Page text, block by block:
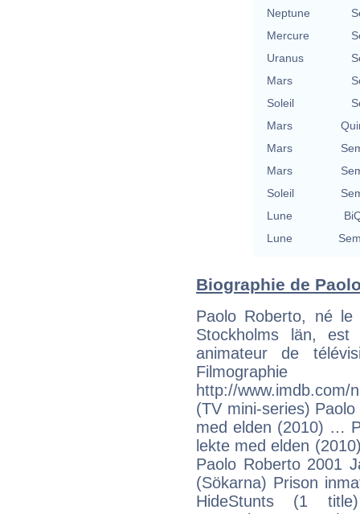
Neptune
Mercure
Uranus
Mars
Soleil
Mars
Mars
Mars
Soleil
Lune
Lune
Biographie de
Paolo Roberto, né
Stockholms län,
animateur de
http://www.imdb.com/
(TV mini-series)
med elden (2010) …
lekte med elden
Paolo Roberto 2001
(Sökarna) Prison
HideStunts (1